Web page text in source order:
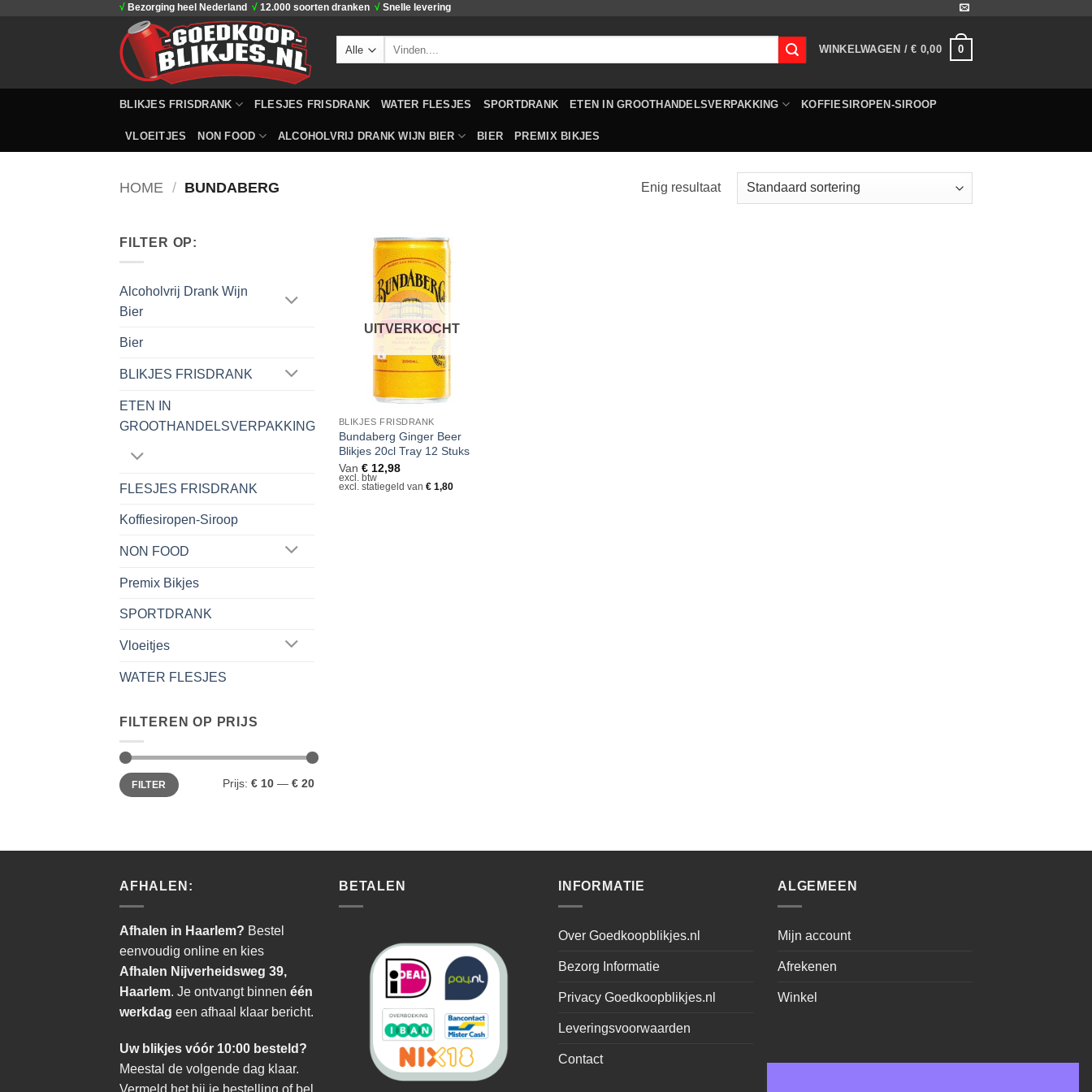
√ Bezorging heel Nederland √ 12.000 soorten dranken √ Snelle levering
WINKELWAGEN /€ 0,00 0
BLIKJES FRISDRANK FLESJES FRISDRANK WATER FLESJES SPORTDRANK ETEN IN GROOTHANDELSVERPAKKING KOFFIESIROPEN-SIROOP
VLOEITJES NON FOOD ALCOHOLVRIJ DRANK WIJN BIER BIER PREMIX BIKJES
HOME / BUNDABERG Enig resultaat
FILTER OP:
Alcoholvrij Drank Wijn
Bier
Bier
BLIKJES FRISDRANK
ETEN IN
GROOTHANDELSVERPAKKING
FLESJES FRISDRANK
Koffiesiropen-Siroop
NON FOOD
Premix Bikjes
SPORTDRANK
Vloeitjes
WATER FLESJES
FILTEREN OP PRIJS
Min.
prijs
Max.
prijsFILTER Prijs: € 10 — € 20
Toevoegen
aan
verlanglijst
UITVERKOCHT
BLIKJES FRISDRANK
Bundaberg Ginger Beer
Blikjes 20cl Tray 12 Stuks
Van €12,98
excl. btw
excl. statiegeld van €1,80
AFHALEN:
Afhalen in Haarlem? Bestel
eenvoudig online en kies
Afhalen Nijverheidsweg 39,
Haarlem. Je ontvangt binnen één
werkdag een afhaal klaar bericht.
Uw blikjes vóór 10:00 besteld?
Meestal de volgende dag klaar.
BETALEN INFORMATIE
Over Goedkoopblikjes.nl
Bezorg Informatie
Privacy Goedkoopblikjes.nl
Leveringsvoorwaarden
Contact
ALGEMEEN
Mijn account
Afrekenen
Winkel